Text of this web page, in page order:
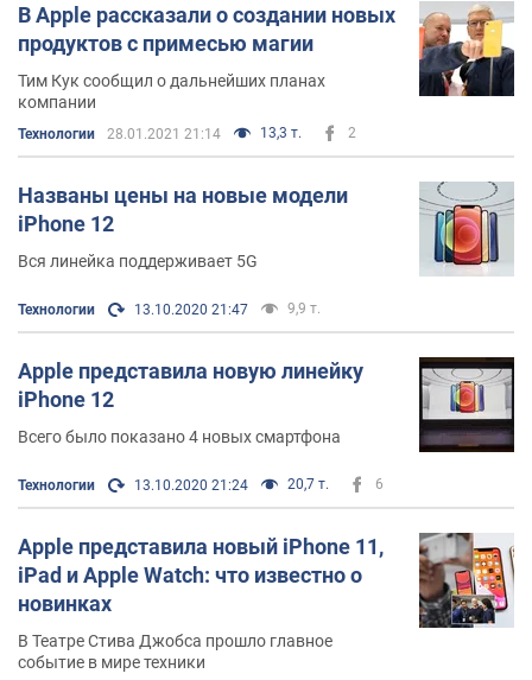
В Apple рассказали о создании новых
продуктов с примесью магии
Тим Кук сообщил о дальнейших планах
компании
Технологии 28.01.2021 21:14 13,3 т. 2
Названы цены на новые модели
iPhone 12
Вся линейка поддерживает 5G
Технологии 13.10.2020 21:47 9,9 т.
Apple представила новую линейку
iPhone 12
Всего было показано 4 новых смартфона
Технологии 13.10.2020 21:24 20,7 т. 6
Apple представила новый iPhone 11,
iPad и Apple Watch: что известно о
новинках
В Театре Стива Джобса прошло главное
событие в мире техники